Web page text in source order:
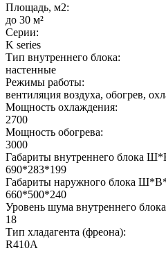
Площадь, м2:
до 30 м²
Серии:
K series
Тип внутреннего блока:
настенные
Режимы работы:
вентиляция воздуха, обогрев,
Мощность охлаждения:
2700
Мощность обогрева:
3000
Габариты внутреннего блока
690*283*199
Габариты наружного блока
660*500*240
Уровень шума внутреннего
18
Тип хладагента (фреона):
R410A